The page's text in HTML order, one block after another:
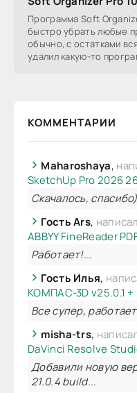
Программа Soft
быстро убрать любые
обычно, с остатками
удалил какую-то
КОММЕНТАРИИ
Maharoshaya,
SketchUp Pro 2026
Скачалось,
Гость Ars,
ABBYY FineReader
Работает!...
Гость Илья,
КОМПАС-3D v25.0.1
Все супер,
misha-trs,
DaVinci Resolve
Добавили новую
21.0.4 build...